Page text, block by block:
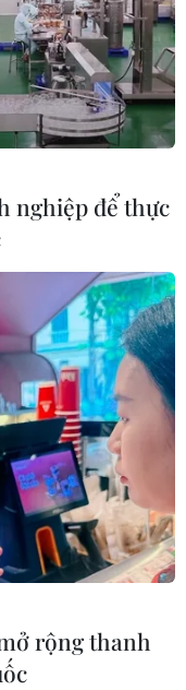
nghiệp để thực
rộng thanh